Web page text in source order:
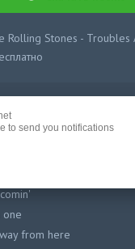
Rolling Stones - Troubles
yeah
one
from here
to send you notifications